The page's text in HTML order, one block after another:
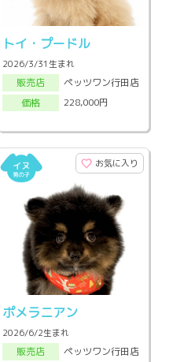
トイ・プードル
2026/3/31生まれ
販売店
ペッツワン行田店
価格
228,000円
お気に入り
ポメラニアン
2026/6/2生まれ
販売店
ペッツワン行田店